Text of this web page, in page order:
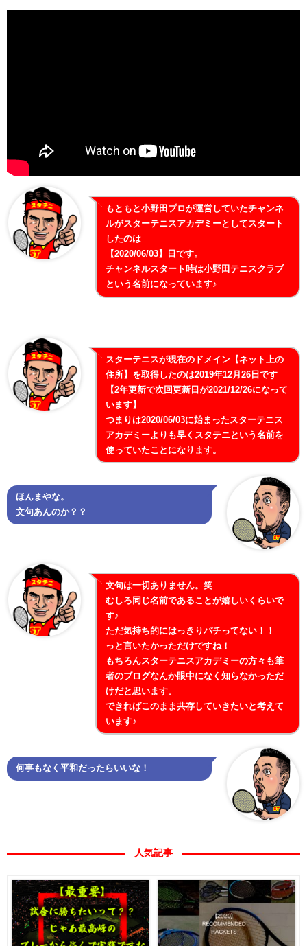
もともと小野田プロが運営していたチャンネ
ルがスターテニスアカデミーとしてスタート
したのは
【2020/06/03】日です。
チャンネルスタート時は小野田テニスクラブ
という名前になっています♪
スターテニスが現在のドメイン【ネット上の
住所】を取得したのは2019年12月26日です
【2年更新で次回更新日が2021/12/26になって
います】
つまりは2020/06/03に始まったスターテニス
アカデミーよりも早くスタテニという名前を
使っていたことになります。
ほんまやな。
文句あんのか？？
文句は一切ありません。笑
むしろ同じ名前であることが嬉しいくらいで
す♪
ただ気持ち的にはっきりパチってない！！
っと言いたかっただけですね！
もちろんスターテニスアカデミーの方々も筆
者のブログなんか眼中になく知らなかっただ
けだと思います。
できればこのまま共存していきたいと考えて
います♪
何事もなく平和だったらいいな！
人気記事